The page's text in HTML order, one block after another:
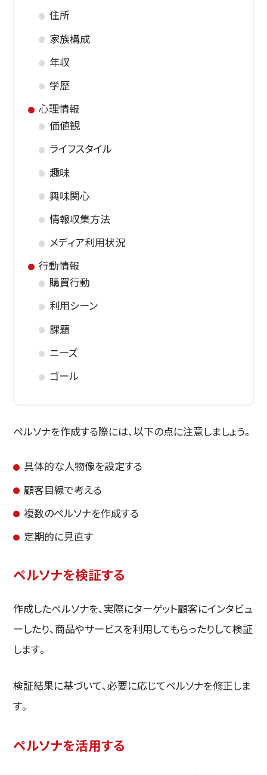
住所
家族構成
年収
学歴
心理情報
価値観
ライフスタイル
趣味
興味関心
情報収集方法
メディア利用状況
行動情報
購買行動
利用シーン
課題
ニーズ
ゴール
ペルソナを作成する際には、以下の点に注意しましょう。
具体的な人物像を設定する
顧客目線で考える
複数のペルソナを作成する
定期的に見直す
ペルソナを検証する
作成したペルソナを、実際にターゲット顧客にインタビュ
ーしたり、商品やサービスを利用してもらったりして検証
します。
検証結果に基づいて、必要に応じてペルソナを修正しま
す。
ペルソナを活用する